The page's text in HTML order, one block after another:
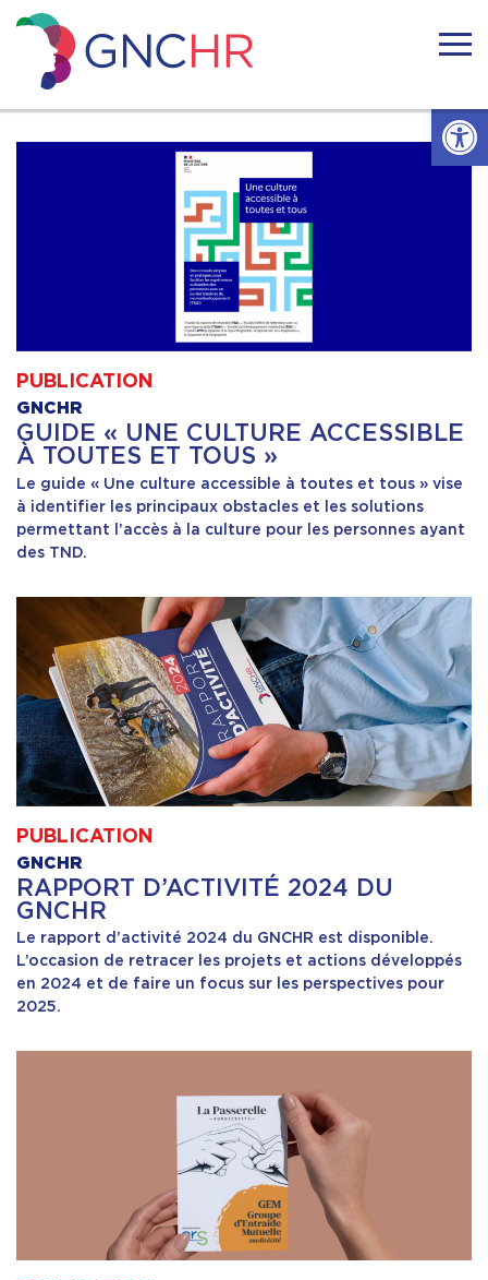
Ouvrir
to
content
GNCHR
Accueil
Notre réseau
Nos actions
Formation
Ressources
PUBLICATION
GNCHR
GUIDE « UNE CULTURE ACCESSIBLE
À TOUTES ET TOUS »
Le guide « Une culture accessible à toutes et tous » vise
à identifier les principaux obstacles et les solutions
permettant l’accès à la culture pour les personnes ayant
des TND.
PUBLICATION
GNCHR
RAPPORT D’ACTIVITÉ 2024 DU
GNCHR
Le rapport d’activité 2024 du GNCHR est disponible.
L’occasion de retracer les projets et actions développés
en 2024 et de faire un focus sur les perspectives pour
2025.